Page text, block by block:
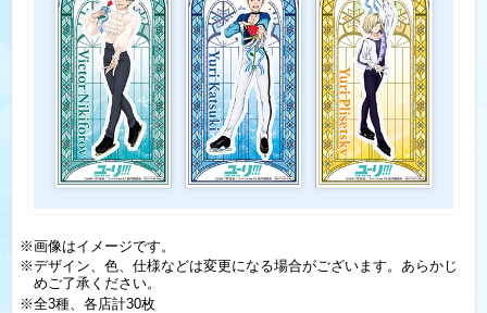
※画像はイメージです。
※デザイン、色、仕様などは変更になる場合がございます。あらかじ
めご了承ください。
※全3種、各店計30枚